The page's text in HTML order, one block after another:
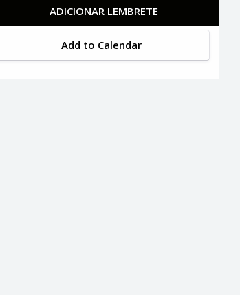
ADICIONAR LEMBRETE
Add to Calendar